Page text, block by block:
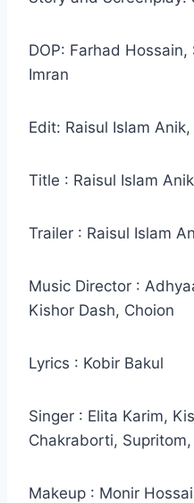
DOP: Farhad Hossain,
Imran
Edit: Raisul Islam
Title : Raisul Islam Anik
Trailer : Raisul Islam
Music Director :
Kishor Dash, Choion
Lyrics : Kobir Bakul
Singer : Elita Karim,
Chakraborti,
Makeup : Monir